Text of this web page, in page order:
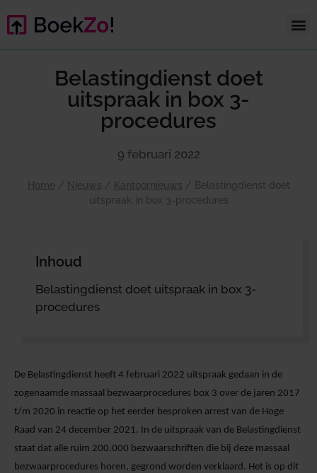
Belastingdienst doet
uitspraak in box 3-
procedures
9 februari 2022
Home / Nieuws / Kantoornieuws / Belastingdienst doet
uitspraak in box 3-procedures
Inhoud
Belastingdienst doet uitspraak in box 3-
procedures
De Belastingdienst heeft 4 februari 2022 uitspraak gedaan in de
zogenaamde massaal bezwaarprocedures box 3 over de jaren 2017
t/m 2020 in reactie op het eerder besproken arrest van de Hoge
Raad van 24 december 2021. In de uitspraak van de Belastingdienst
staat dat alle ruim 200.000 bezwaarschriften die bij deze massaal
bezwaarprocedures horen, gegrond worden verklaard. Het is op dit